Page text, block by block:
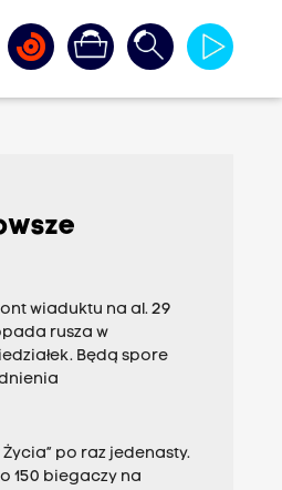
wiaduktu na al. 29
rusza w
Będą spore
Życia” po raz jedenasty.
150 biegaczy na